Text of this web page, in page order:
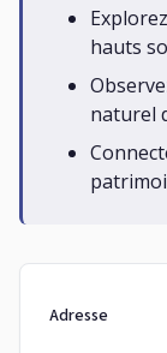
hauts
naturel
Adresse